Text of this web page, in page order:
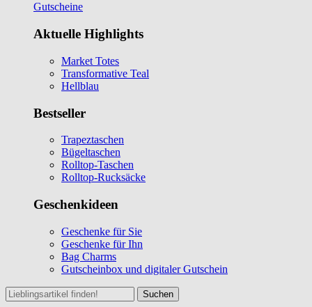
Gutscheine
Aktuelle Highlights
Market Totes
Transformative Teal
Hellblau
Bestseller
Trapeztaschen
Bügeltaschen
Rolltop-Taschen
Rolltop-Rucksäcke
Geschenkideen
Geschenke für Sie
Geschenke für Ihn
Bag Charms
Gutscheinbox und digitaler Gutschein
Suchen